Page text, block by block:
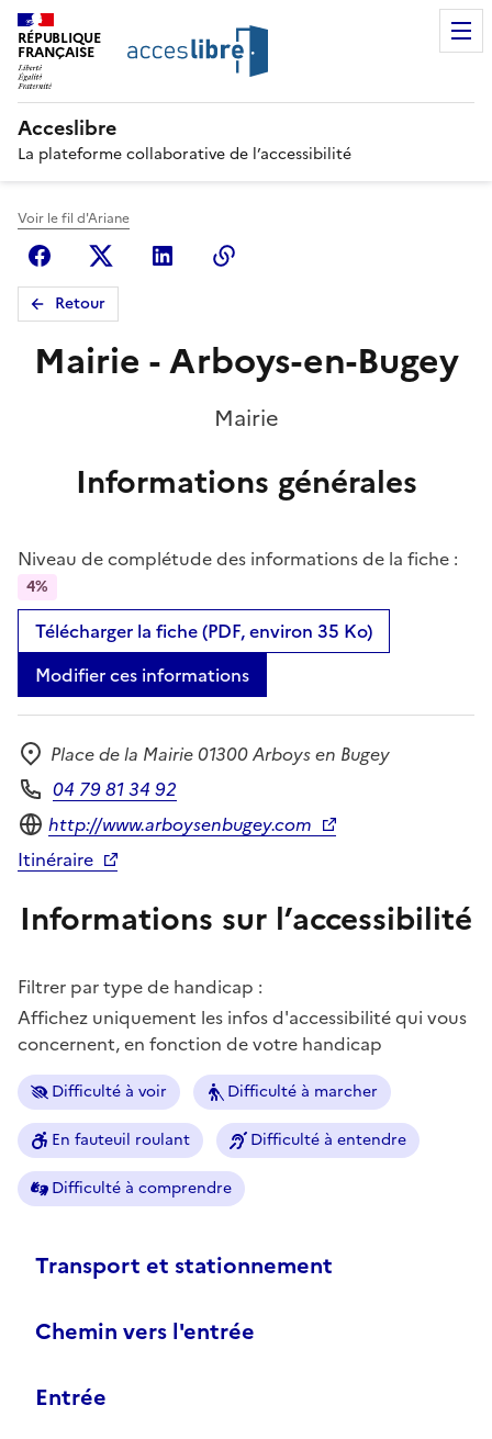
RÉPUBLIQUE
FRANÇAISE
Acceslibre
La plateforme collaborative de l’accessibilité
Voir le fil d'Ariane
FacebookX (anciennement Twitter)
Linkedin
Retour
Mairie - Arboys-en-Bugey
Mairie
Informations générales
Niveau de complétude des informations de la fiche :
4%
Télécharger la fiche (PDF, environ 35 Ko)
Modifier ces informations
Adresse
Place de la Mairie 01300 Arboys en Bugey
Téléphone
04 79 81 34 92
Site internet
http://www.arboysenbugey.com
Itinéraire
Informations sur l’accessibilité
Filtrer par type de handicap :
Affichez uniquement les infos d'accessibilité qui vous
concernent, en fonction de votre handicap
Difficulté à voir Difficulté à marcher
En fauteuil roulant Difficulté à entendre
Difficulté à comprendre
Transport et stationnement
Chemin vers l'entrée
Entrée